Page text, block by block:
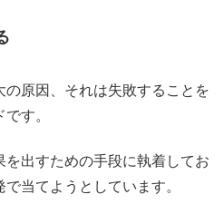
原因、それは失敗することを
す。
を出すための手段に執着してお
当てようとしています。